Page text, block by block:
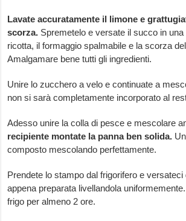
Lavate accuratamente il limone e
scorza. Spremetelo e versate il succo in
ricotta, il formaggio spalmabile e la scorza
Amalgamare bene tutti gli ingredienti.
Unire lo zucchero a velo e continuate a
non si sarà completamente incorporato al
Adesso unire la colla di pesce e mescolare
recipiente montate la panna ben solida.
composto mescolando perfettamente.
Prendete lo stampo dal frigorifero e
appena preparata livellandola
frigo per almeno 2 ore.